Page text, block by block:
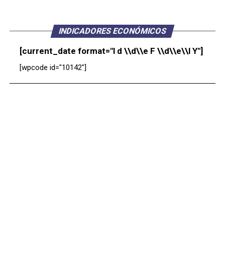
INDICADORES ECONÓMICOS
[current_date format="l d \\d\\e F \\d\\e\\l Y"]
[wpcode id="10142"]